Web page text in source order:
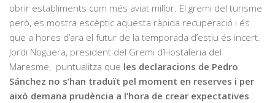
obrir establiments com més aviat millor. El gremi del turisme
però, es mostra escèptic aquesta ràpida recuperació i és
que a hores d’ara el futur de la temporada d’estiu és incert.
Jordi Noguera, president del Gremi d’Hostaleria del
Maresme, puntualitza que les declaracions de Pedro
Sánchez no s’han traduït pel moment en reserves i per
això demana prudència a l’hora de crear expectatives